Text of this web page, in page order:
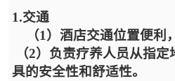
1.交通
（1）酒店交通位置便利
（2）负责疗养人员从指
具的安全性和舒适性。